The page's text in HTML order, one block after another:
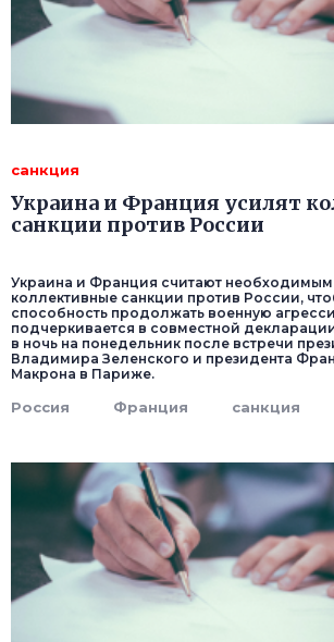
санкция
Украина и Франция усилят
санкции против России
Украина и Франция считают необходимым
коллективные санкции против России,
способность продолжать военную
подчеркивается в совместной
в ночь на понедельник после встречи
Владимира Зеленского и президента
Макрона в Париже.
Россия Франция санкция